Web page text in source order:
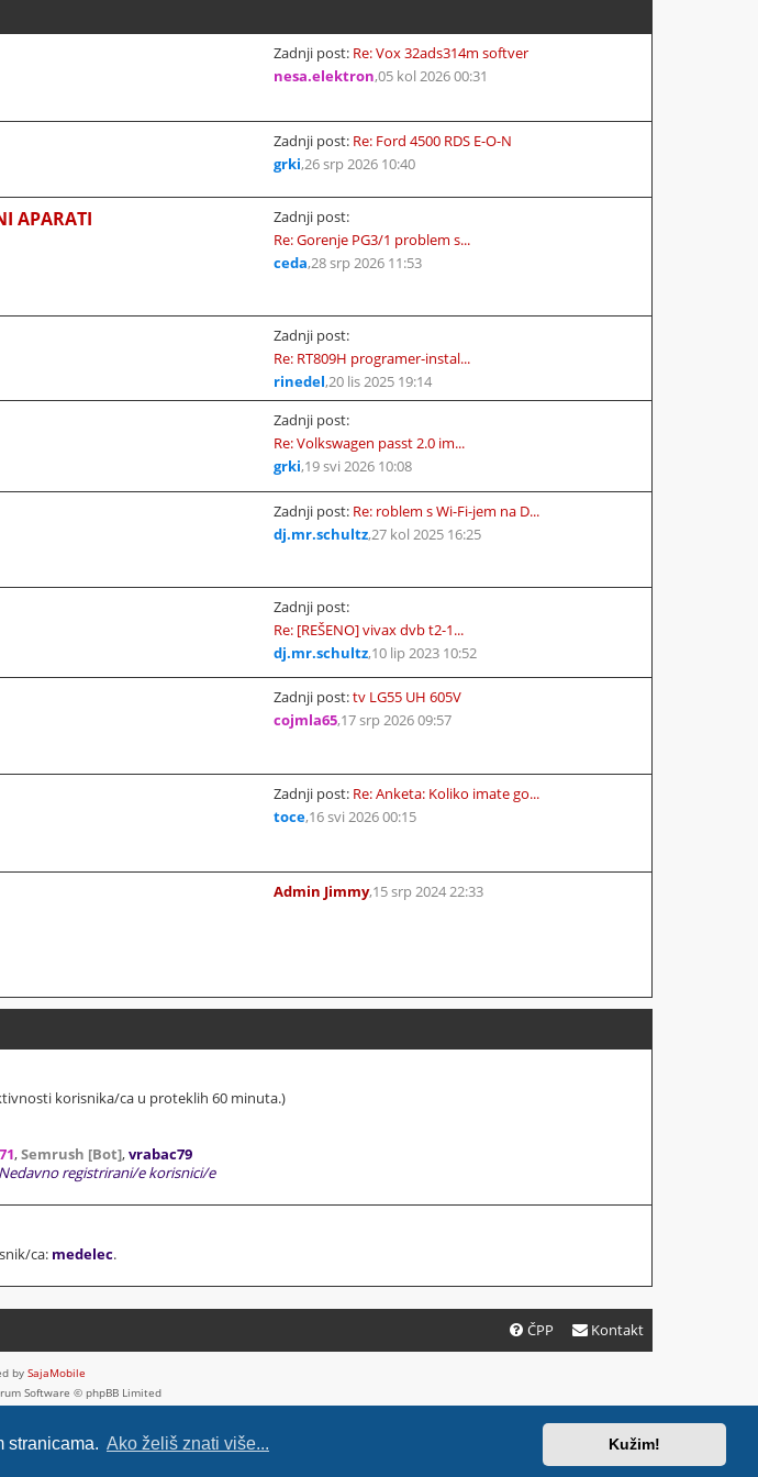
stranicama. Ako želiš znati više... Kužim!
Zadnji post: Re: Vox 32ads314m softver
nesa.elektron,05 kol 2026 00:31
Zadnji post: Re: Ford 4500 RDS E-O-N
grki,26 srp 2026 10:40
APARATI
Zadnji post:
Re: Gorenje PG3/1 problem s...
ceda,28 srp 2026 11:53
Zadnji post:
Re: RT809H programer-instal...
rinedel,20 lis 2025 19:14
Zadnji post:
Re: Volkswagen passt 2.0 im...
grki,19 svi 2026 10:08
Zadnji post: Re: roblem s Wi-Fi-jem na D...
dj.mr.schultz,27 kol 2025 16:25
Zadnji post:
Re: [REŠENO] vivax dvb t2-1...
dj.mr.schultz,10 lip 2023 10:52
Zadnji post:tv LG55 UH 605V
cojmla65,17 srp 2026 09:57
Zadnji post: Re: Anketa: Koliko imate go...
toce,16 svi 2026 00:15
Admin Jimmy,15 srp 2024 22:33
korisnika/ca u proteklih 60 minuta.)
,Semrush [Bot],vrabac79
Nedavno registrirani/e korisnici/e
ca: medelec.
Kontakt
ČPP
by SajaMobile
Software © phpBB Limited